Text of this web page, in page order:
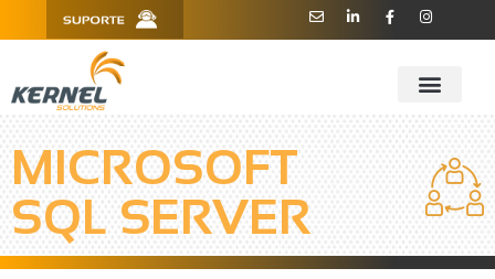
910 - CEP 13208-760 - Jundiaí/SP
MICROSOFT
SQL SERVER